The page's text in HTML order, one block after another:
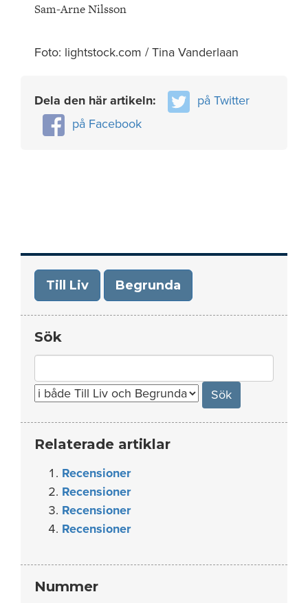
Sam-Arne Nilsson
Foto: lightstock.com / Tina Vanderlaan
Dela den här artikeln:
på Twitter
på Facebook
Till Liv Begrunda
Sök
for:
Relaterade artiklar
Recensioner
Recensioner
Recensioner
Recensioner
Nummer